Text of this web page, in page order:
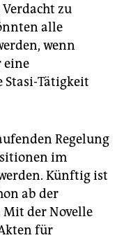
zu
alle
wenn
eine
Tätigkeit
Regelung
im
Künftig ist
ab der
Mit der Novelle
für